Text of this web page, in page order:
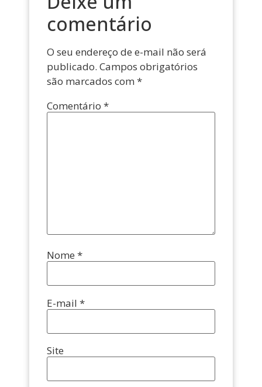
comentário
O seu endereço de e-mail não será
publicado. Campos obrigatórios
são marcados com *
Comentário *
Nome *
E-mail *
Site